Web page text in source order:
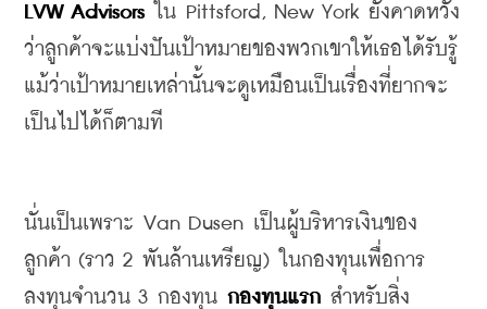
LVW Advisors
ใน Pittsford, New York ยังคาดหวัง
ว่าลูกค้าจะแบ่งปันเป้าหมายของพวกเขาให้เธอได้รับรู้
แม้ว่าเป้าหมายเหล่านั้นจะดูเหมือนเป็นเรื่องที่ยากจะ
เป็นไปได้ก็ตามที
นั่นเป็นเพราะ Van Dusen เป็นผู้บริหารเงินของ
ลูกค้า (ราว 2 พันล้านเหรียญ)
ในกองทุนเพื่อการ
ลงทุนจำนวน 3 กองทุน กองทุนแรก สำหรับสิ่ง